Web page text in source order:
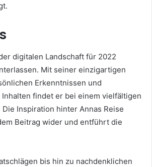
digitalen Landschaft für 2022
Mit seiner einzigartigen
Erkenntnissen und
findet er bei einem vielfältigen
Die Inspiration hinter Annas Reise
Beitrag wider und entführt die
bis hin zu nachdenklichen